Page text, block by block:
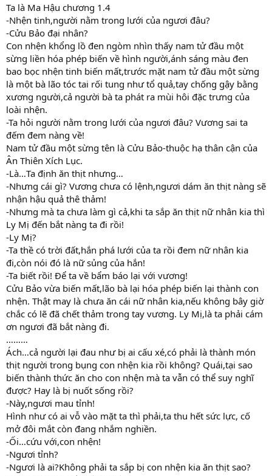
Ta là Ma Hậu chương 1.4
-Nhện tinh,người nằm trong lưới của ngươi đâu?
-Cửu Bảo đại nhân?
Con nhện khổng lồ đen ngòm nhìn thấy nam tử đầu một
sừng liền hóa phép biến về hình người,ánh sáng màu đen
bao bọc nhện tinh biến mất,trước mặt nam tử đầu một sừng
là một bà lão tóc tai rối tung như tổ quả,tay chống gậy bằng
xương người,cả người bà ta phát ra mùi hôi đặc trưng của
loài nhện.
-Ta hỏi người nằm trong lưới của ngươi đâu? Vương sai ta
đếm đem nàng về!
Nam tử đầu một sừng tên là Cửu Bảo-thuộc hạ thân cận của
Ân Thiên Xích Lục.
-Là…Ta định ăn thịt nhưng…
-Nhưng cái gì? Vương chưa có lệnh,ngươi dám ăn thịt nàng sẽ
nhận hậu quả thê thảm!
-Nhưng mà ta chưa làm gì cả,khi ta sắp ăn thịt nữ nhân kia thì
Ly Mị đến bắt nàng ta đi rồi!
-Ly Mị?
-Ta thề có trời đất,hắn phá lưới của ta rồi đem nữ nhân kia
đi,còn nói đó là nữ sủng của hắn!
-Ta biết rồi! Để ta về bẩm báo lại với vương!
Cửu Bảo vừa biến mất,lão bà lại hóa phép biến lại thành con
nhện. Thật may là chưa ăn cái nữ nhân kia,nếu không bây giờ
chắc có lẽ đã chết thảm trong tay vương. Ly Mị,là ta phải cám
ơn ngươi đã bắt nàng đi.
………
Ách…cả người lại đau như bị ai cấu xé,có phải là thành món
thịt người trong bụng con nhện kia rồi không? Quái,tại sao
biến thành thức ăn cho con nhện mà ta vẫn có thể suy nghĩ
được? Hay là bị nuốt sống rồi?
-Này,ngươi mau tỉnh!
Hình như có ai vỗ vào mặt ta thì phải,ta thu hết sức lực, cố
mở đôi mắt còn đang nhắm nghiền.
-Ối…cứu với,con nhện!
-Ngươi tỉnh?
-Ngươi là ai?Không phải ta sắp bị con nhện kia ăn thịt sao?